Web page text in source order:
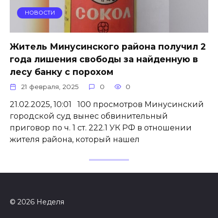
НОВОСТИ
Житель Минусинского района получил 2
года лишения свободы за найденную в
лесу банку с порохом
21 февраля, 2025 0 0
21.02.2025, 10:01 100 просмотров Минусинский
городской суд вынес обвинительный
приговор по ч. 1 ст. 222.1 УК РФ в отношении
жителя района, который нашел
© 2026 Неделя